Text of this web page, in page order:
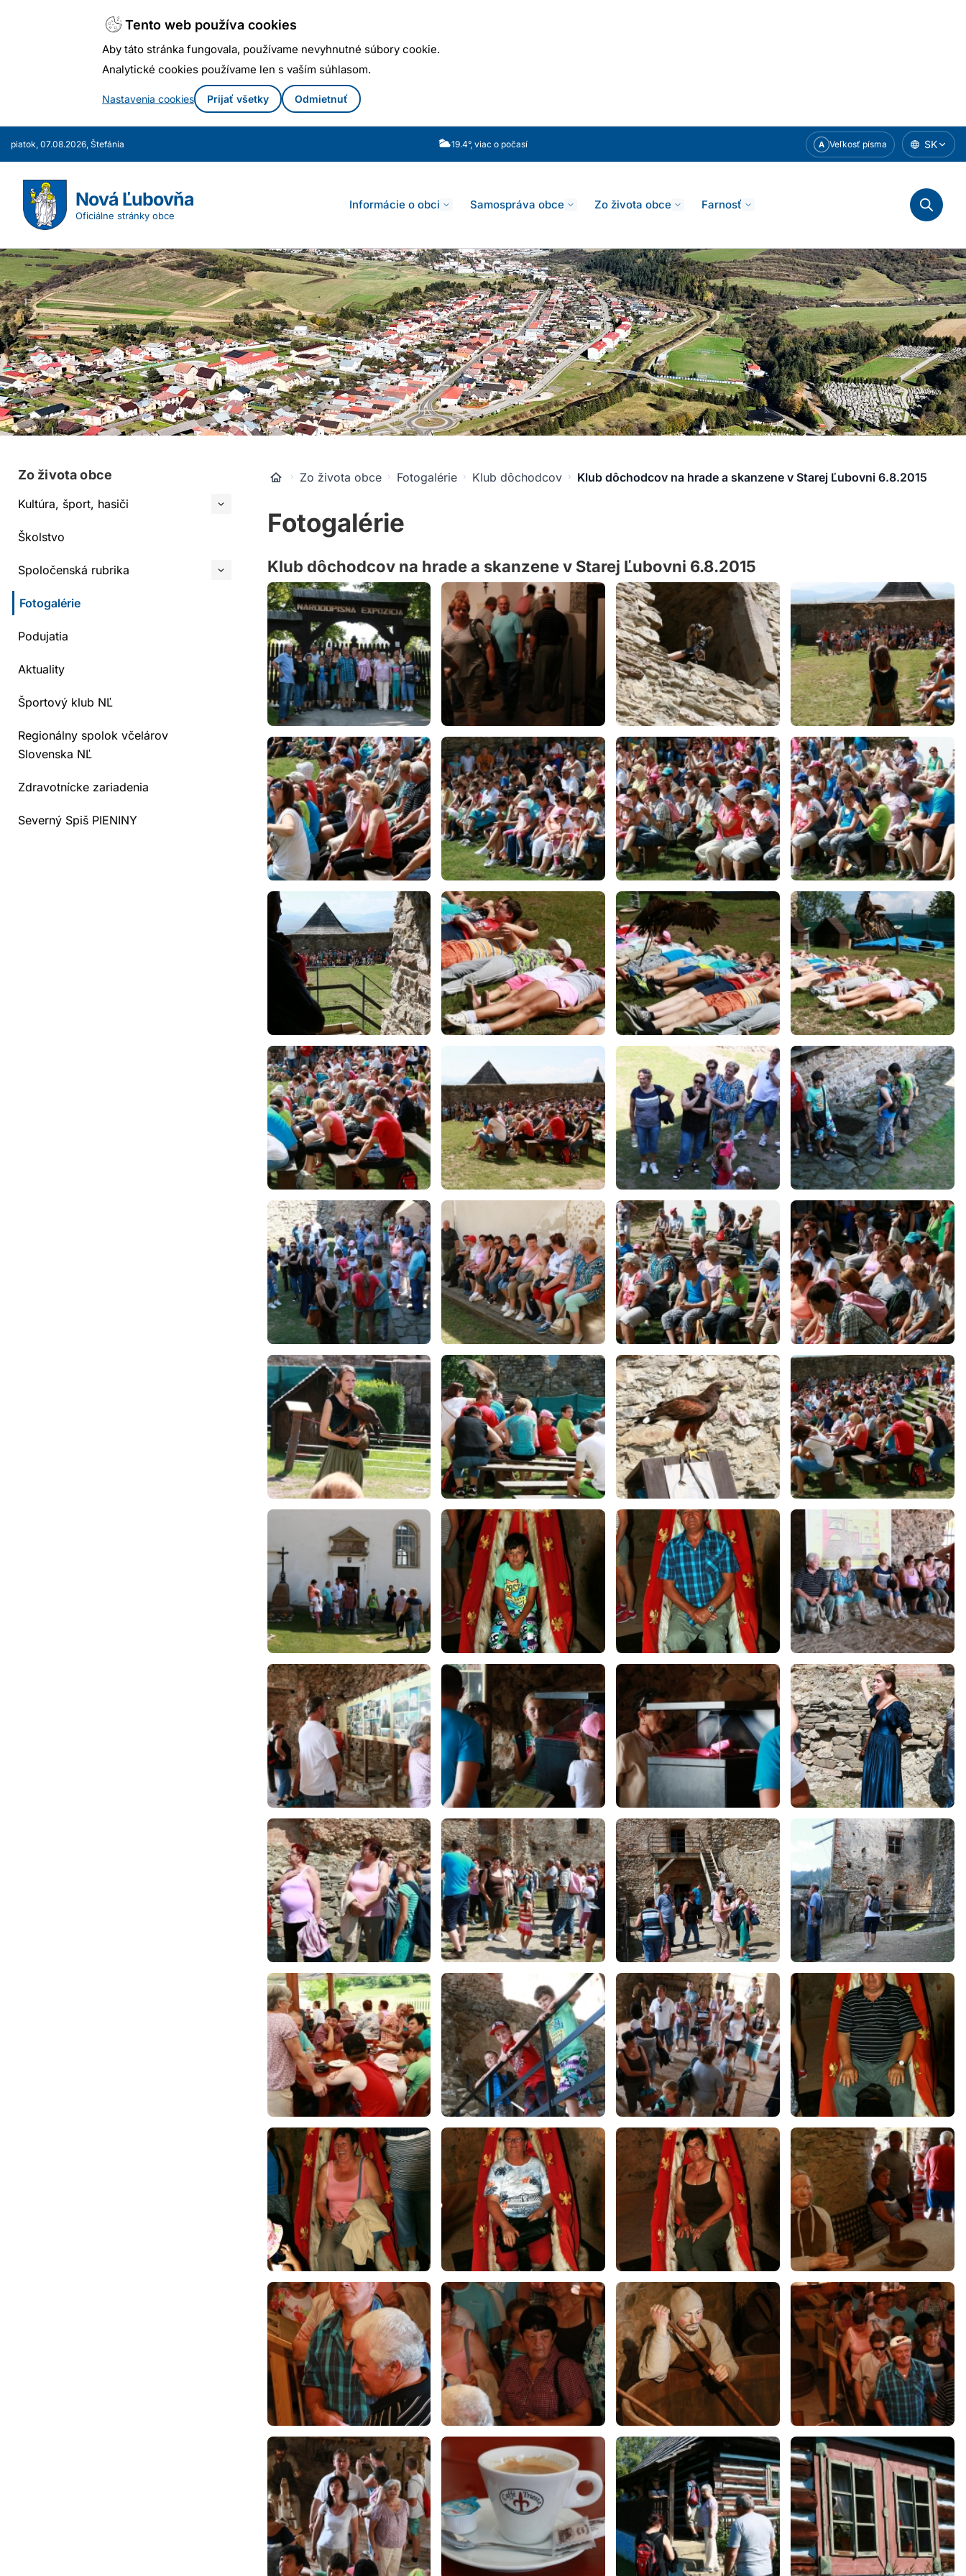
Tento web používa cookies
Aby táto stránka fungovala, používame nevyhnutné súbory cookie.
Analytické cookies používame len s vaším súhlasom.
Nastavenia cookies Prijať všetky Odmietnuť
piatok, 07.08.2026, Štefánia 19.4°, viac o počasí A Veľkosť písma SK
Nová Ľubovňa
Oficiálne stránky obce
Informácie o obci Samospráva obce Zo života obce Farnosť
Zo života obce
Kultúra, šport, hasiči
Školstvo
Spoločenská rubrika
Fotogalérie
Podujatia
Aktuality
Športový klub NĽ
Regionálny spolok včelárov
Slovenska NĽ
Zdravotnícke zariadenia
Severný Spiš PIENINY
Zo života obce Fotogalérie Klub dôchodcov Klub dôchodcov na hrade a skanzene v Starej Ľubovni 6.8.2015
Fotogalérie
Klub dôchodcov na hrade a skanzene v Starej Ľubovni 6.8.2015